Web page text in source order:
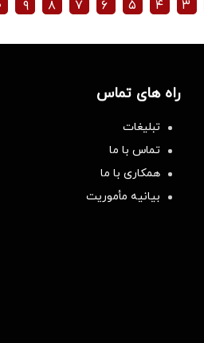
۳ ۴ ۵ ۶ ۷ ۸ ۹
راه های تماس
تبلیغات
تماس با ما
همکاری با ما
بیانیه مأموریت